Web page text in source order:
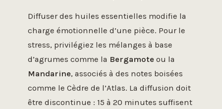
Diffuser des huiles essentielles modifie la
charge émotionnelle d’une pièce. Pour le
stress, privilégiez les mélanges à base
d’agrumes comme la Bergamote ou la
Mandarine, associés à des notes boisées
comme le Cèdre de l’Atlas. La diffusion doit
être discontinue : 15 à 20 minutes suffisent